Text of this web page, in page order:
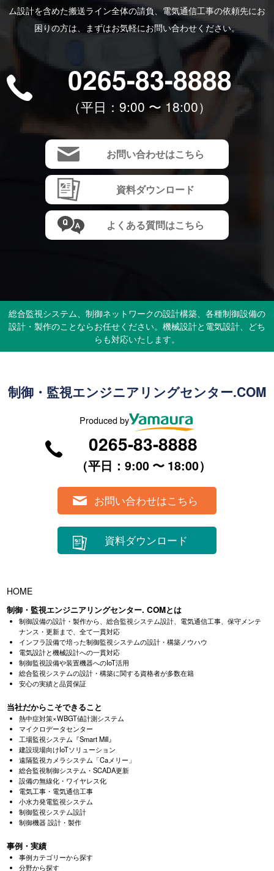
ム設計を含めた搬送ライン全体の請負、電気通信工事の依頼先にお
困りの方は、まずはお気軽にお問い合わせください。
0265-83-8888
（平⽇：9:00 〜 18:00）
お問い合わせはこちら
資料ダウンロード
よくある質問はこちら
総合監視システム、制御ネットワークの設計構築、各種制御設備の
設計・製作のことならお任せください。機械設計と電気設計、どち
らも対応いたします。
制御・監視エンジニアリングセンター.COM
Produced by
0265-83-8888
（平⽇：9:00 〜 18:00）
お問い合わせはこちら
資料ダウンロード
HOME
制御・監視エンジニアリングセンター. COMとは
制御設備の設計・製作から、総合監視システム設計、電気通信工事、保守メンテ
ナンス・更新まで、全て一貫対応
インフラ設備で培った制御監視システムの設計・構築ノウハウ
電気設計と機械設計への一貫対応
制御監視設備や装置機器へのIoT活用
総合監視システムの設計・構築に関する資格者が多数在籍
安心の実績と品質保証
当社だからこそできること
熱中症対策×WBGT値計測システム
マイクロデータセンター
工場監視システム『Smart Mill』
建設現場向けIoTソリューション
遠隔監視カメラシステム「Caメリー」
総合監視制御システム・SCADA更新
設備の無線化・ワイヤレス化
電気工事・電気通信工事
小水力発電監視システム
制御監視システム設計
制御機器 設計・製作
事例・実績
事例カテゴリーから探す
分野から探す